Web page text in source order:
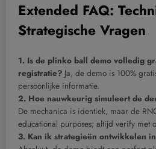
Extended FAQ:
Strategische Vragen
1. Is de plinko ball demo volledig
registratie? Ja, de demo is 100%
persoonlijke informatie.
2. Hoe nauwkeurig simuleert de
De mechanica is identiek, maar de
educational purposes; altijd verify met
3. Kan ik strategieën ontwikkelen